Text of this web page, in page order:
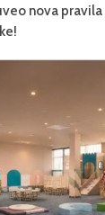
nova